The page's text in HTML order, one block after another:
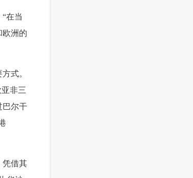
在当
欧洲的
式。
非三
巴尔干
凭借其